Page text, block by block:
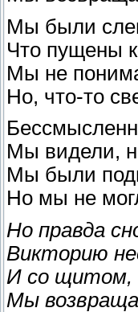
Мы были
Что пущены
Мы не
Но, что-то
Мы видели,
Мы были
Но мы не
Но правда
Викторию
И со щитом,
Мы